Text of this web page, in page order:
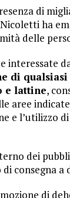
di
ha
delle
interessate
di
e lattine,
aree
e l’utilizzo
dei
consegna a
di